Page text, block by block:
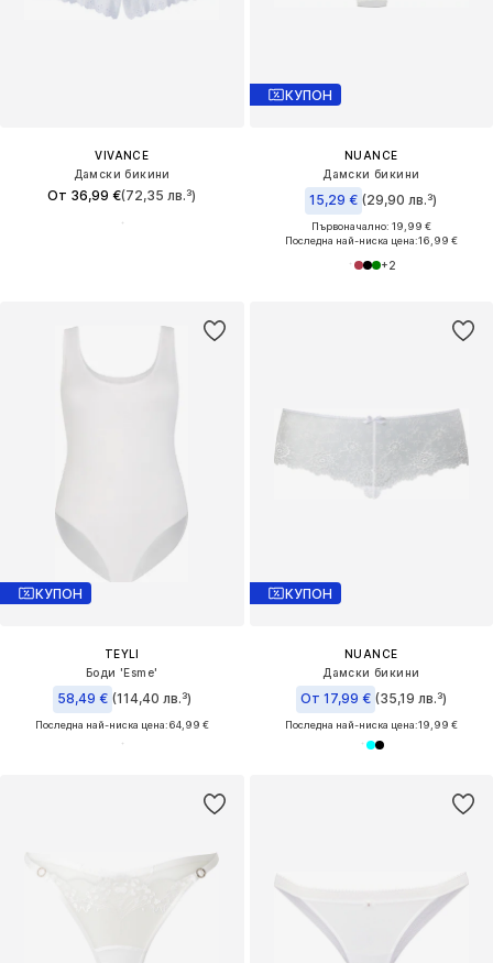
VIVANCE
Дамски бикини
От 36,99 €(72,35 лв.³)
КУПОН
NUANCE
Дамски бикини
15,29 € (29,90 лв.³)
Първоначално: 19,99 €
Последна най-ниска цена:16,99 €
+2
КУПОН
TEYLI
Боди 'Esme'
58,49 € (114,40 лв.³)
Последна най-ниска цена:64,99 €
КУПОН
NUANCE
Дамски бикини
От 17,99 € (35,19 лв.³)
Последна най-ниска цена:19,99 €